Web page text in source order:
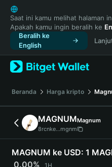
English
日本語
Tiếng Việt
Русский
Español (Latinoamérica)
Türkçe
Français
Deutsch
简体中文
繁體中文
Português (Portugal)
Bahasa Indonesia
ภาษาไทย
Saat ini kamu melihat halaman
Apakah kamu ingin beralih ke
Beralih ke
English
Beranda Harga kripto
MAGNUMMagnum
8rcnke...mgnm
MAGNUM ke USD: 1
0.00%
1H